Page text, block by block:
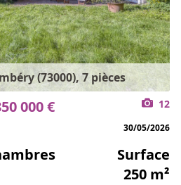
(73000), 7 pièces
000 € 12
30/05/2026
Surface
250 m²